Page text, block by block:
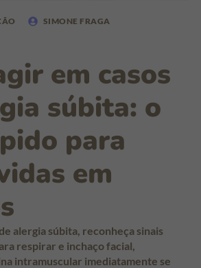
SIMONE FRAGA
em casos
súbita: o
para
em
alergia súbita, reconheça sinais
respirar e inchaço facial,
intramuscular imediatamente se